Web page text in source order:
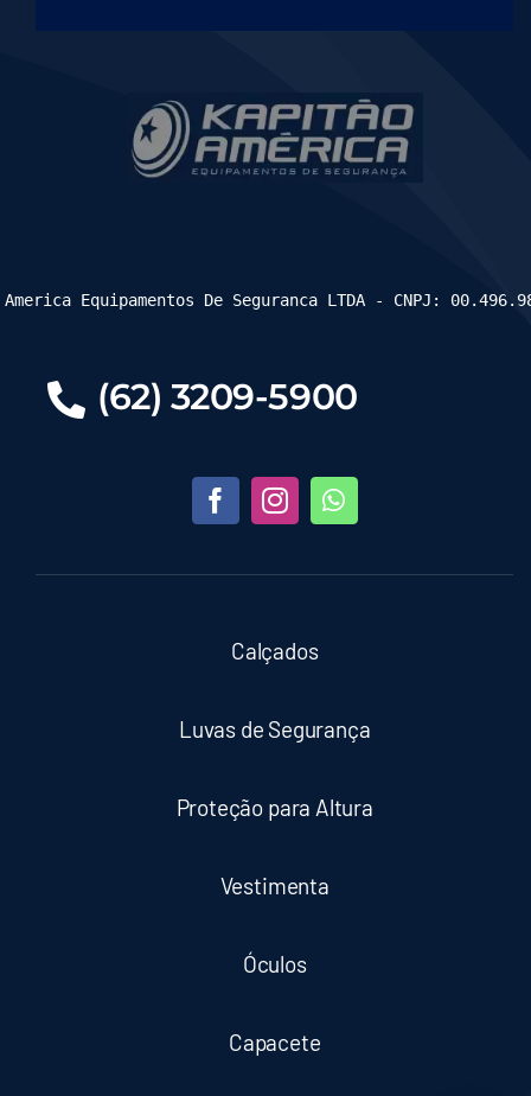
(62) 3209-5900
Calçados
Luvas de Segurança
Proteção para Altura
Vestimenta
Óculos
Capacete
Equipamentos De Seguranca LTDA - CNPJ: